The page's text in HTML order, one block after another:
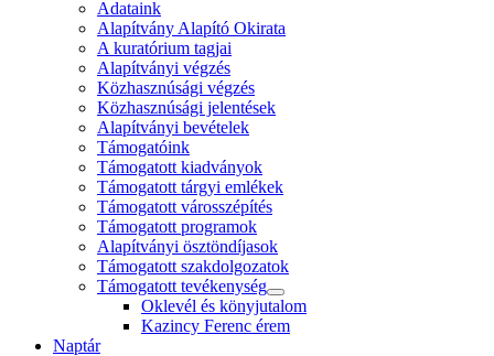
Adataink
Alapítvány Alapító Okirata
A kuratórium tagjai
Alapítványi végzés
Közhasznúsági végzés
Közhasznúsági jelentések
Alapítványi bevételek
Támogatóink
Támogatott kiadványok
Támogatott tárgyi emlékek
Támogatott városszépítés
Támogatott programok
Alapítványi ösztöndíjasok
Támogatott szakdolgozatok
Támogatott tevékenység
Oklevél és könyjutalom
Kazincy Ferenc érem
Naptár